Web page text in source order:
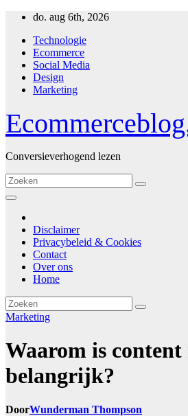
inhoud
do. aug 6th, 2026
Technologie
Ecommerce
Social Media
Design
Marketing
Conversieverhogend lezen
Disclaimer
Privacybeleid & Cookies
Contact
Over ons
Home
Marketing
Waarom is
belangrijk?
DoorWunderman Thompson